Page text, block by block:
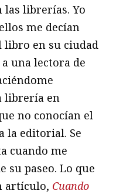
las librerías. Yo
me decían
libro en su ciudad
una lectora de
librería en
no conocían el
la editorial. Se
cuando me
su paseo. Lo que
artículo, Cuando